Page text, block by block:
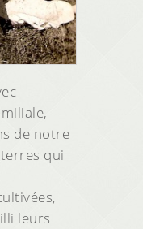
de notre
qui
leurs